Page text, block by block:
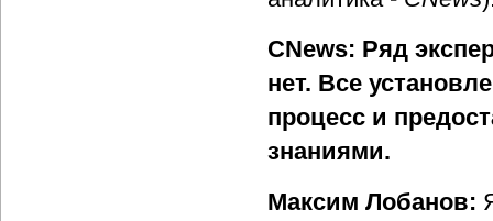
CNews: Ряд
нет. Все
процесс и
знаниями.
Максим Лобанов: